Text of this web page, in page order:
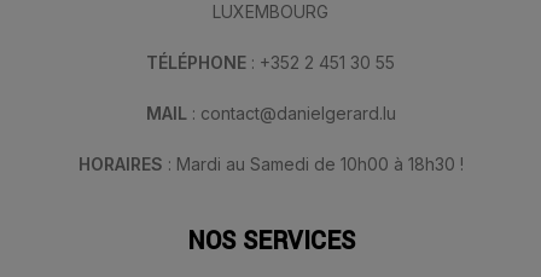
LUXEMBOURG
TÉLÉPHONE : +352 2 451 30 55
MAIL : contact@danielgerard.lu
HORAIRES : Mardi au Samedi de 10h00 à 18h30 !
NOS SERVICES